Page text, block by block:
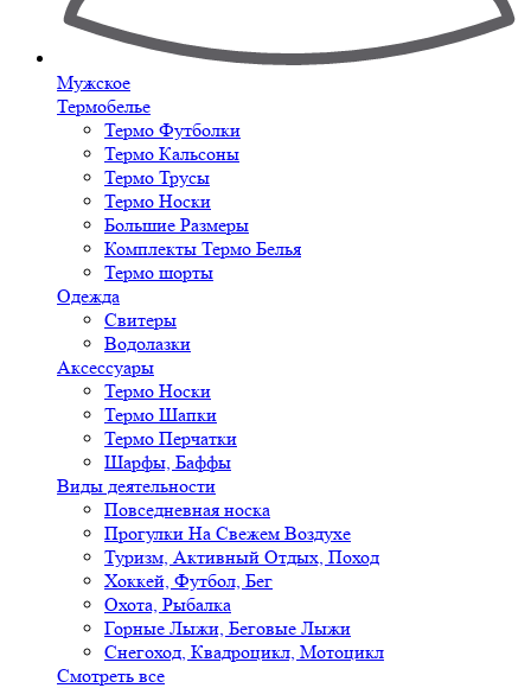
Мужское
Термобелье
Термо Футболки
Термо Кальсоны
Термо Трусы
Термо Носки
Большие Размеры
Комплекты Термо Белья
Термо шорты
Одежда
Свитеры
Водолазки
Аксессуары
Термо Носки
Термо Шапки
Термо Перчатки
Шарфы, Баффы
Виды деятельности
Повседневная носка
Прогулки На Свежем Воздухе
Туризм, Активный Отдых, Поход
Хоккей, Футбол, Бег
Охота, Рыбалка
Горные Лыжи, Беговые Лыжи
Снегоход, Квадроцикл, Мотоцикл
Смотреть все